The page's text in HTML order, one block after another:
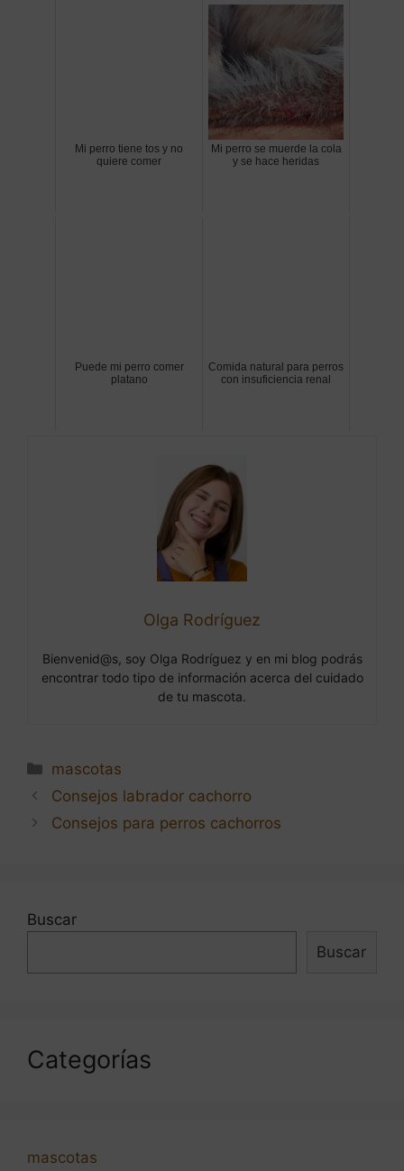
Mi perro tiene tos y no
quiere comer
Mi perro se muerde la cola
y se hace heridas
Puede mi perro comer
platano
Comida natural para perros
con insuficiencia renal
Olga Rodríguez
Bienvenid@s, soy Olga Rodríguez y en mi blog podrás
encontrar todo tipo de información acerca del cuidado
de tu mascota.
Categorías
mascotas
Navegación
de
Consejos labrador cachorro
Consejos para perros cachorros
Buscar
Buscar
Categorías
mascotas